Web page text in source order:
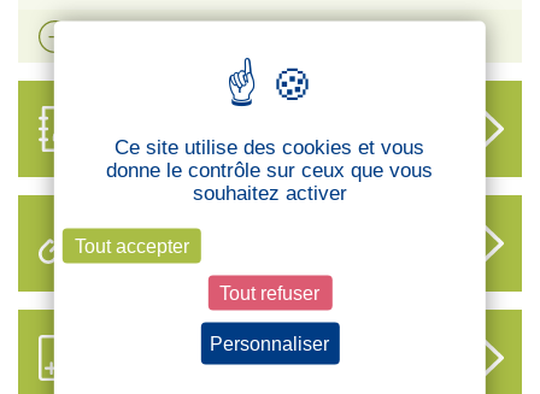
DES DÉLÉGUÉS
LIENS UTILES
S’ABONNER AUX NOUVEAUX
CONTENUS CFTC
Ce site utilise des cookies et vous
donne le contrôle sur ceux que vous
souhaitez activer
Tout accepter
Tout refuser
Personnaliser